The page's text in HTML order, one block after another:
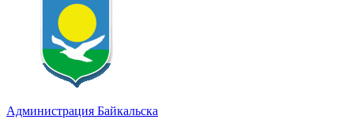
Администрация Байкальска